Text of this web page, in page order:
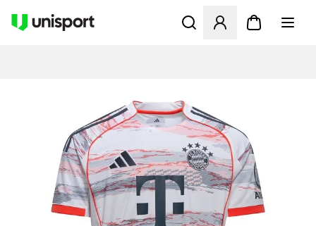
Öppnar en Modal för att